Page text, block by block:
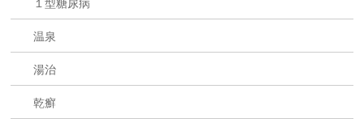
１型糖尿病
温泉
湯治
乾癬